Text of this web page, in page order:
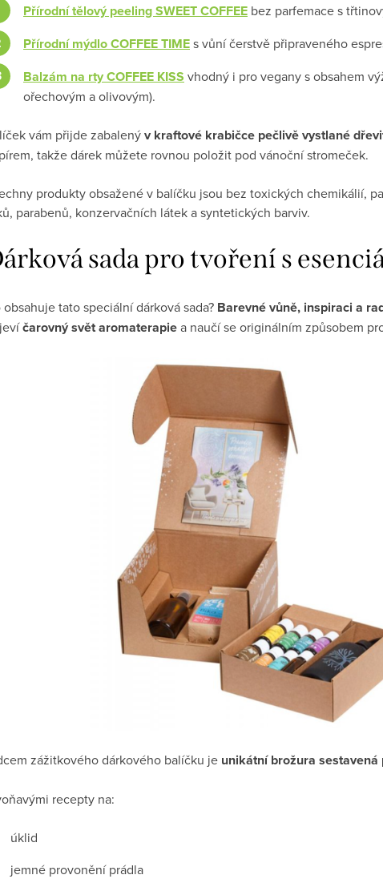
Přírodní tělový peeling SWEET COFFEE bez parfemace s
Přírodní mýdlo COFFEE TIMEs vůní čerstvě připraveného
Balzám na rty COFFEE KISS vhodný i pro vegany s obsahem
ořechovým a olivovým).
vám přijde zabalenýv kraftové krabičce pečlivě vystlané
takže dárek můžete rovnou položit pod vánoční stromeček.
produkty obsažené v balíčku jsou bez toxických chemikálií,
parabenů, konzervačních látek a syntetických barviv.
sada pro tvoření s
obsahuje tato speciální dárková sada? Barevné vůně, inspiraci a
čarovný svět aromaterapiea naučí se originálním způsobem
zážitkového dárkového balíčku je unikátní brožura
recepty na:
úklid
jemné provonění prádla